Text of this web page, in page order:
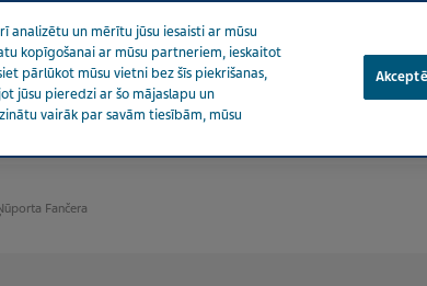
Fančera
analizētu un mērītu jūsu iesaisti ar mūsu
kopīgošanai ar mūsu partneriem, ieskaitot
pārlūkot mūsu vietni bez šīs piekrišanas,
jūsu pieredzi ar šo mājaslapu un
vairāk par savām tiesībām, mūsu